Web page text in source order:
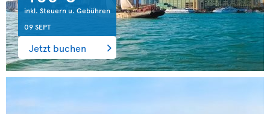
inkl. Steuern u. Gebühren
09 SEPT
Jetzt buchen